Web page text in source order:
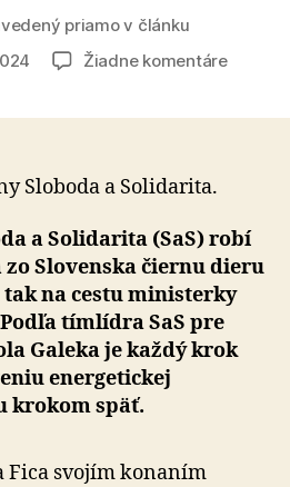
priamo v článku
Žiadne komentárena
Sloboda a Solidarita.
a Solidarita (SaS) robí
Slovenska čiernu dieru
tak na cestu ministerky
tímlídra SaS pre
Galeka je každý krok
energetickej
krokom späť.
Fica svojím konaním